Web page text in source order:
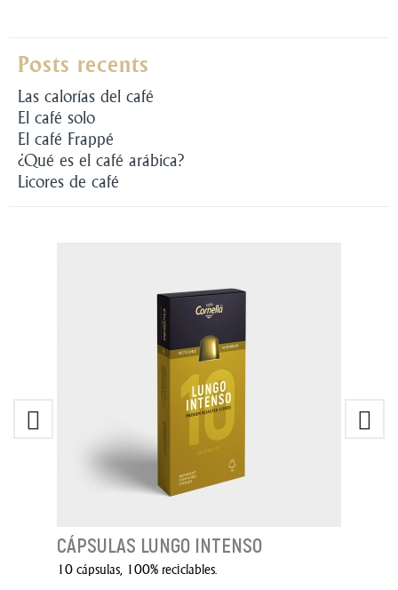
Posts recents
Las calorías del café
El café solo
El café Frappé
¿Qué es el café arábica?
Licores de café
CÁPSULAS LUNGO INTENSO
10 cápsulas, 100% reciclables.